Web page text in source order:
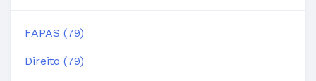
FAPAS (79)
Direito (79)